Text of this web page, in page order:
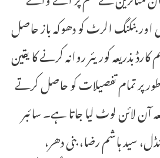
اور بنکنگ الرٹ کو دھوکہ باز حاصل
بذریعہ کوریئر روانہ کرنے کا یقین
طور پر تمام تفصیلات کو حاصل کرتے
لائن لوٹ لیا جاتا ہے۔ سائبر
سید ہاشم رضا، بنی دھر،